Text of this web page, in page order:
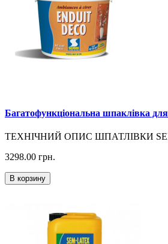
Багатофункціональна шпаклівка
ТЕХНІЧНИЙ ОПИС ШПАТЛІВКИ SEMIN
3298.00 грн.
В корзину